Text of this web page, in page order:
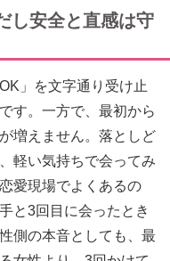
し安全と直感は守
」を文字通り受け止
す。一方で、最初から
増えません。落としど
軽い気持ちで会ってみ
愛現場でよくあるの
と3回目に会ったとき
側の本音としても、最